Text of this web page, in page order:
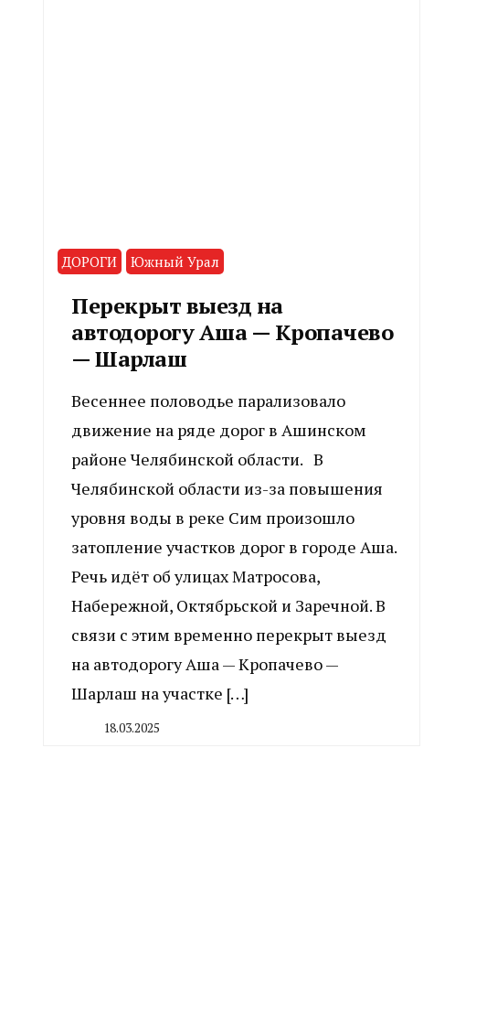
ДОРОГИ Южный Урал
Перекрыт выезд на
автодорогу Аша — Кропачево
— Шарлаш
Весеннее половодье парализовало
движение на ряде дорог в Ашинском
районе Челябинской области. В
Челябинской области из-за повышения
уровня воды в реке Сим произошло
затопление участков дорог в городе Аша.
Речь идёт об улицах Матросова,
Набережной, Октябрьской и Заречной. В
связи с этим временно перекрыт выезд
на автодорогу Аша — Кропачево —
Шарлаш на участке […]
18.03.2025